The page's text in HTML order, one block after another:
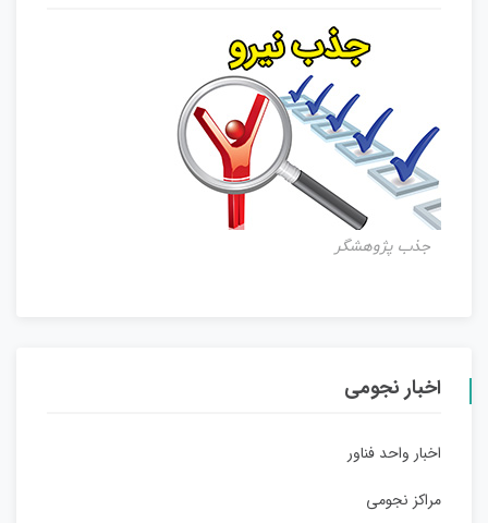
جذب پژوهشگر
اخبار نجومی
اخبار واحد فناور
مراکز نجومی